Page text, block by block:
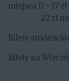
miejsca II - 17
22 zł
Bilety
Bilety na